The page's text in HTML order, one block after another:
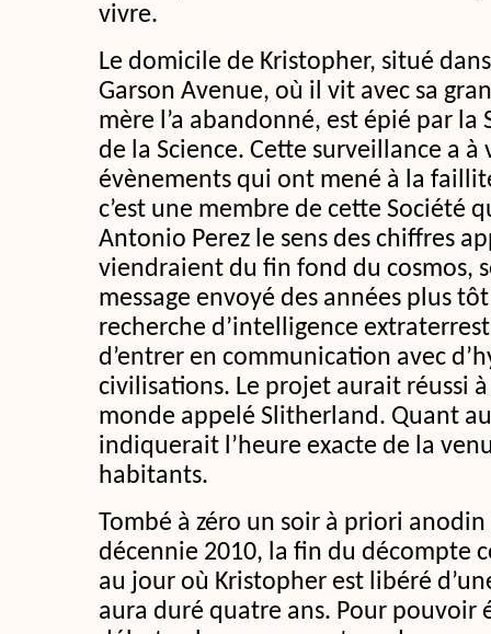
vivre.
Le domicile de Kristopher, situé
Garson Avenue, où il vit avec sa
mère l’a abandonné, est épié par la
de la Science. Cette surveillance a à
évènements qui ont mené à la
c’est une membre de cette Société
Antonio Perez le sens des chiffres
viendraient du fin fond du cosmos,
message envoyé des années plus
recherche d’intelligence
d’entrer en communication avec
civilisations. Le projet aurait réussi
monde appelé Slitherland. Quant
indiquerait l’heure exacte de la
habitants.
Tombé à zéro un soir à priori
décennie 2010, la fin du décompte
au jour où Kristopher est libéré
aura duré quatre ans. Pour pouvoir